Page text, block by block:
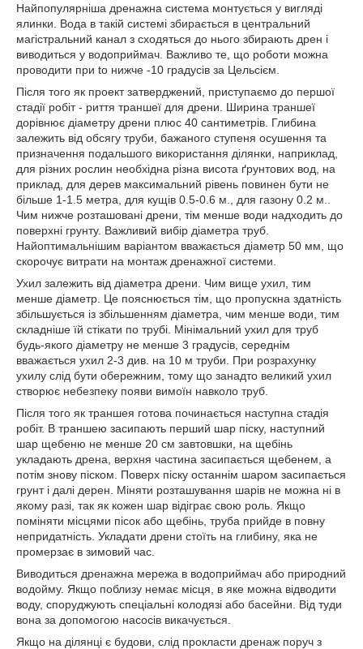
Найпопулярніша дренажна система монтується у вигляді
ялинки. Вода в такій системі збирається в центральний
магістральний канал з сходяться до нього збирають дрен і
виводиться у водоприймач. Важливо те, що роботи можна
проводити при tо нижче -10 градусів за Цельсієм.
Після того як проект затверджений, приступаємо до першої
стадії робіт - риття траншеї для дрени. Ширина траншеї
дорівнює діаметру дрени плюс 40 сантиметрів. Глибина
залежить від обсягу труби, бажаного ступеня осушення та
призначення подальшого використання ділянки, наприклад,
для різних рослин необхідна різна висота ґрунтових вод, на
приклад, для дерев максимальний рівень повинен бути не
більше 1-1.5 метра, для кущів 0.5-0.6 м., для газону 0.2 м..
Чим нижче розташовані дрени, тім менше води надходить до
поверхні грунту. Важливий вибір діаметра труб.
Найоптимальнішим варіантом вважається діаметр 50 мм, що
скорочує витрати на монтаж дренажної системи.
Ухил залежить від діаметра дрени. Чим вище ухил, тим
менше діаметр. Це пояснюється тім, що пропускна здатність
збільшується із збільшенням діаметра, чим менше води, тим
складніше їй стікати по трубі. Мінімальний ухил для труб
будь-якого діаметру не менше 3 градусів, середнім
вважається ухил 2-3 див. на 10 м труби. При розрахунку
ухилу слід бути обережним, тому що занадто великий ухил
створює небезпеку появи вимоїн навколо труб.
Після того як траншея готова починається наступна стадія
робіт. В траншею засипають перший шар піску, наступний
шар щебеню не менше 20 см завтовшки, на щебінь
укладають дрена, верхня частина засипається щебенем, а
потім знову піском. Поверх піску останнім шаром засипається
грунт і далі дерен. Міняти розташування шарів не можна ні в
якому разі, так як кожен шар відіграє свою роль. Якщо
поміняти місцями пісок або щебінь, труба прийде в повну
непридатність. Укладати дрени стоїть на глибину, яка не
промерзає в зимовий час.
Виводиться дренажна мережа в водоприймач або природний
водойму. Якщо поблизу немає місця, в яке можна відводити
воду, споруджують спеціальні колодязі або басейни. Від туди
вона за допомогою насосів викачується.
Якщо на ділянці є будови, слід прокласти дренаж поруч з